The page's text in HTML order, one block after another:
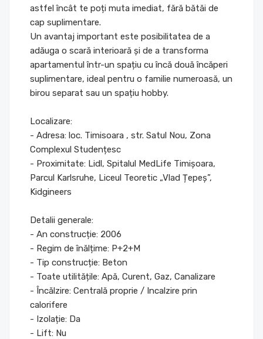
astfel încât te poți muta imediat, fără bătăi de
cap suplimentare.
Un avantaj important este posibilitatea de a
adăuga o scară interioară și de a transforma
apartamentul într-un spațiu cu încă două încăperi
suplimentare, ideal pentru o familie numeroasă, un
birou separat sau un spațiu hobby.
Localizare:
- Adresa: loc. Timisoara , str. Satul Nou, Zona
Complexul Studențesc
- Proximitate: Lidl, Spitalul MedLife Timișoara,
Parcul Karlsruhe, Liceul Teoretic „Vlad Țepeș”,
Kidgineers
Detalii generale:
- An construcție: 2006
- Regim de înălțime: P+2+M
- Tip construcție: Beton
- Toate utilitățile: Apă, Curent, Gaz, Canalizare
- Încălzire: Centrală proprie / Incalzire prin
calorifere
- Izolație: Da
- Lift: Nu